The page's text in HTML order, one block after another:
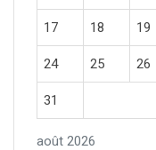
août 2026
17 18 19
24 25 26
31